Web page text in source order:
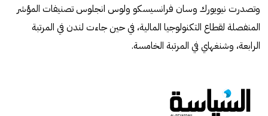
وتصدرت نيويورك وسان فرانسيسكو ولوس انجلوس تصنيفات المؤشر
المنفصلة لقطاع التكنولوجيا المالية، في حين جاءت لندن في المرتبة
الرابعة، وشنغهاي في المرتبة الخامسة.